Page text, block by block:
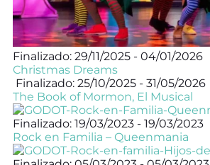
Finalizado: 29/11/2025 - 04/01/2026
Christmas Dreams
Finalizado: 25/10/2025 - 31/05/2026
The Book of Mormon, El Musical
Finalizado: 19/03/2023 - 19/03/2023
Rock en Familia – Queenmania